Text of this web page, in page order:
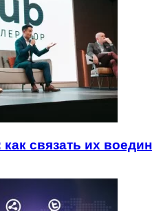
связать их